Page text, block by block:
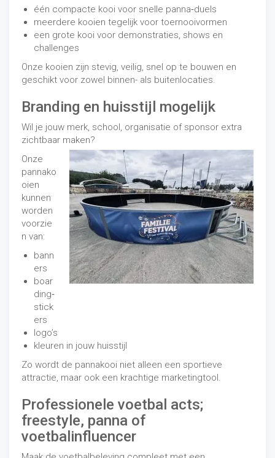
één compacte kooi voor snelle panna‑duels
meerdere kooien tegelijk voor toernooivormen
een grote kooi voor demonstraties, shows en
challenges
Onze kooien zijn stevig, veilig, snel op te bouwen en
geschikt voor zowel binnen- als buitenlocaties.
Branding en huisstijl mogelijk
Wil je jouw merk, school, organisatie of sponsor extra
zichtbaar maken?
Onze
pannako
oien
kunnen
worden
voorzie
n van:
bann
ers
boar
ding‑
stick
ers
logo’s
kleuren in jouw huisstijl
Zo wordt de pannakooi niet alleen een sportieve
attractie, maar ook een krachtige marketingtool.
Professionele voetbal acts;
freestyle, panna of
voetbalinfluencer